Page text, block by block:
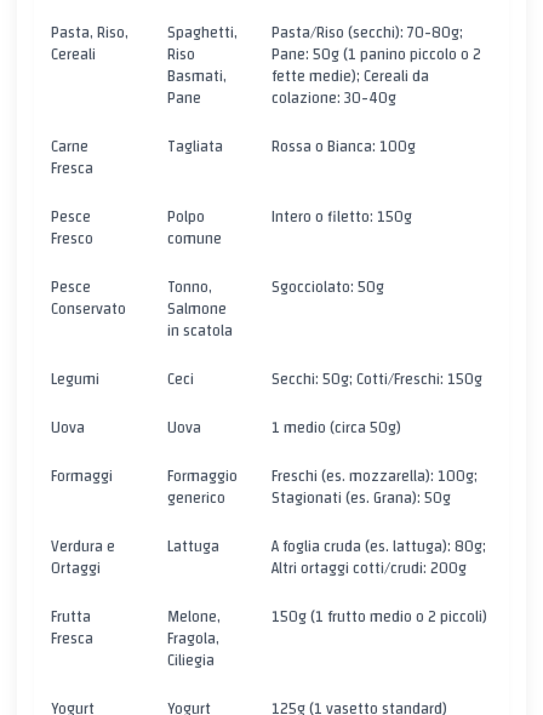
Pasta, Riso,
Cereali
Spaghetti,
Riso
Basmati,
Pane
Pasta/Riso (secchi): 70-80g;
Pane: 50g (1 panino piccolo o 2
fette medie); Cereali da
colazione: 30-40g
Carne
Fresca
Tagliata Rossa o Bianca: 100g
Pesce
Fresco
Polpo
comune
Intero o filetto: 150g
Pesce
Conservato
Tonno,
Salmone
in scatola
Sgocciolato: 50g
Legumi Ceci
Secchi: 50g; Cotti/Freschi: 150g
Uova
Uova
1 medio (circa 50g)
Formaggi
Formaggio
generico
Freschi (es. mozzarella): 100g;
Stagionati (es. Grana): 50g
Verdura e
Ortaggi
Lattuga A foglia cruda (es. lattuga): 80g;
Altri ortaggi cotti/crudi: 200g
Frutta
Fresca
Melone,
Fragola,
Ciliegia
150g (1 frutto medio o 2 piccoli)
Yogurt Yogurt 125g (1 vasetto standard)